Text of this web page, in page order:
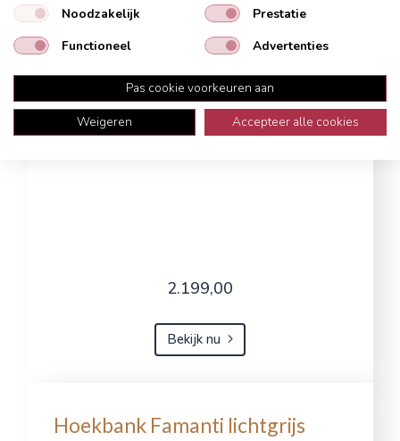
2.199,00
Bekijk nu
Hoekbank Famanti lichtgrijs
Noodzakelijk
Prestatie
Functioneel
Advertenties
Pas cookie voorkeuren aan
Weigeren
Accepteer alle cookies